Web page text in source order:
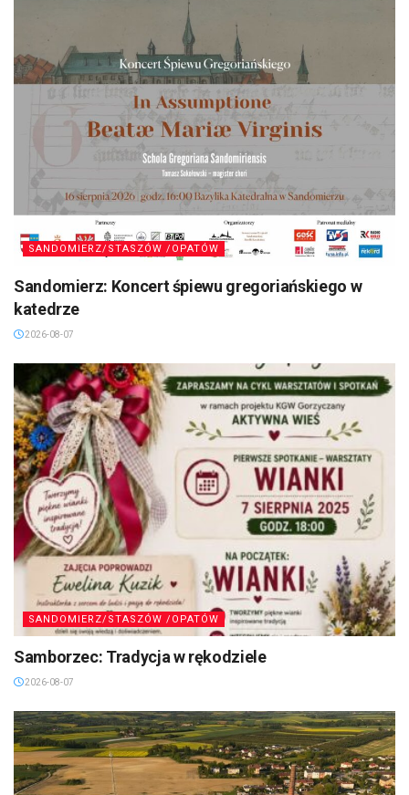
SANDOMIERZ/STASZÓW /OPATÓW
Sandomierz: Koncert śpiewu gregoriańskiego w
katedrze
2026-08-07
SANDOMIERZ/STASZÓW /OPATÓW
Samborzec: Tradycja w rękodziele
2026-08-07